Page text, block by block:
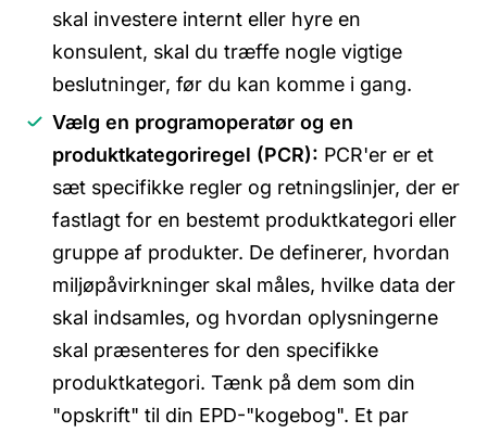
skal investere internt eller hyre en
konsulent, skal du træffe nogle vigtige
beslutninger, før du kan komme i gang.
Vælg en programoperatør og en
produktkategoriregel (PCR): PCR'er er et
sæt specifikke regler og retningslinjer, der er
fastlagt for en bestemt produktkategori eller
gruppe af produkter. De definerer, hvordan
miljøpåvirkninger skal måles, hvilke data der
skal indsamles, og hvordan oplysningerne
skal præsenteres for den specifikke
produktkategori. Tænk på dem som din
"opskrift" til din EPD-"kogebog". Et par